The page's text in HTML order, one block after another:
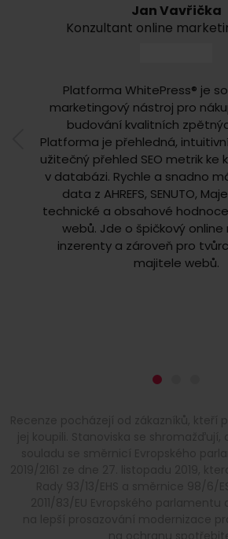
Jan Vavřička
Konzultant online
Platforma WhitePress® je
marketingový nástroj pro
budování kvalitních
Platforma je přehledná,
užitečný přehled SEO metrik ke
v databázi. Rychle a snadno
data z AHREFS, SENUTO,
technické a obsahové
webů. Jde o špičkový
inzerenty a zároveň pro
majitele webů.